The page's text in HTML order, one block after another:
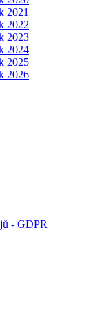
2021
2022
2023
2024
2025
2026
- GDPR